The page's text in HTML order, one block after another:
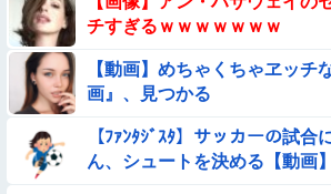
答
★★同格のように語られてるけど実際は『
のと言えば？
【画像】女さん「彼氏が強制わいせつで捕
来た」ﾊﾟｼｬｯ
【悲報】イッヌさん、飼い主の『レズプ
チすぎるｗｗｗｗｗｗｗ
【動画】めちゃくちゃヱッチ
画』、見つかる
【ﾌｧﾝﾀｼﾞｽﾀ】サッカーの試合
ん、シュートを決める【動画】